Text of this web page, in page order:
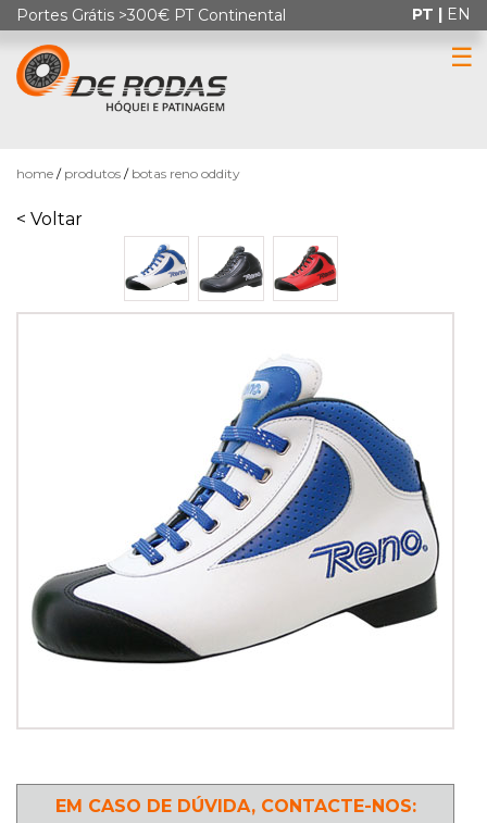
Portes Grátis >300€ PT Continental
PATINAGEM
NO
GELO
/
ROLLER
☰
PT | EN
home produtos botas reno oddity
< Voltar
EM CASO DE DÚVIDA, CONTACTE-NOS: